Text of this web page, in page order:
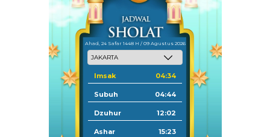
Ahad, 24 Safar 1448 H / 09 Agustus 2026
Imsak 04:34
Subuh 04:44
Dzuhur 12:02
Ashar 15:23